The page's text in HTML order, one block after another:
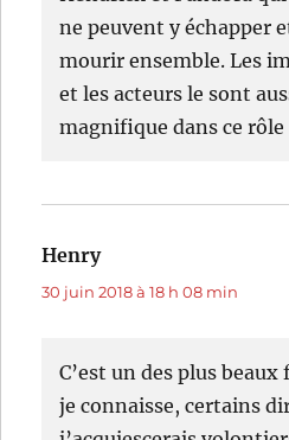
ne peuvent y échapper
mourir ensemble. Les
et les acteurs le sont
magnifique dans ce rôle
Henrydit :
30 juin 2018 à 18 h 08 min
C’est un des plus
je connaisse, certains